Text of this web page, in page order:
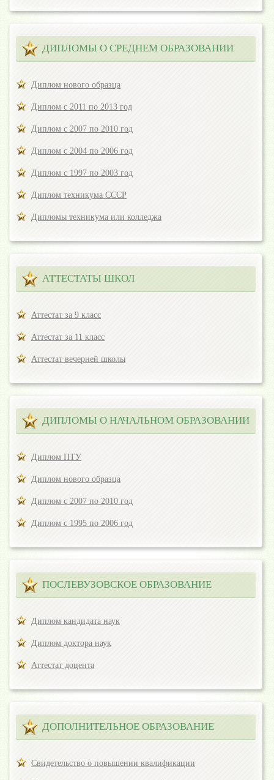
ДИПЛОМЫ О СРЕДНЕМ ОБРАЗОВАНИИ
Диплом нового образца
Диплом с 2011 по 2013 год
Диплом с 2007 по 2010 год
Диплом с 2004 по 2006 год
Диплом с 1997 по 2003 год
Диплом техникума СССР
Дипломы техникума или колледжа
АТТЕСТАТЫ ШКОЛ
Аттестат за 9 класс
Аттестат за 11 класс
Аттестат вечерней школы
ДИПЛОМЫ О НАЧАЛЬНОМ ОБРАЗОВАНИИ
Диплом ПТУ
Диплом нового образца
Диплом с 2007 по 2010 год
Диплом с 1995 по 2006 год
ПОСЛЕВУЗОВСКОЕ ОБРАЗОВАНИЕ
Диплом кандидата наук
Диплом доктора наук
Аттестат доцента
ДОПОЛНИТЕЛЬНОЕ ОБРАЗОВАНИЕ
Свидетельство о повышении квалификации